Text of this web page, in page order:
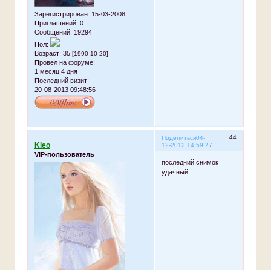
Зарегистрирован: 15-03-2008
Приглашений: 0
Сообщений: 19294
Пол:
Возраст: 35 [1990-10-20]
Провел на форуме:
1 месяц 4 дня
Последний визит:
20-08-2013 09:48:56
Поделиться 44
04-
12-2012 14:59:27
Kleo
VIP-пользователь
последний снимок
удачный